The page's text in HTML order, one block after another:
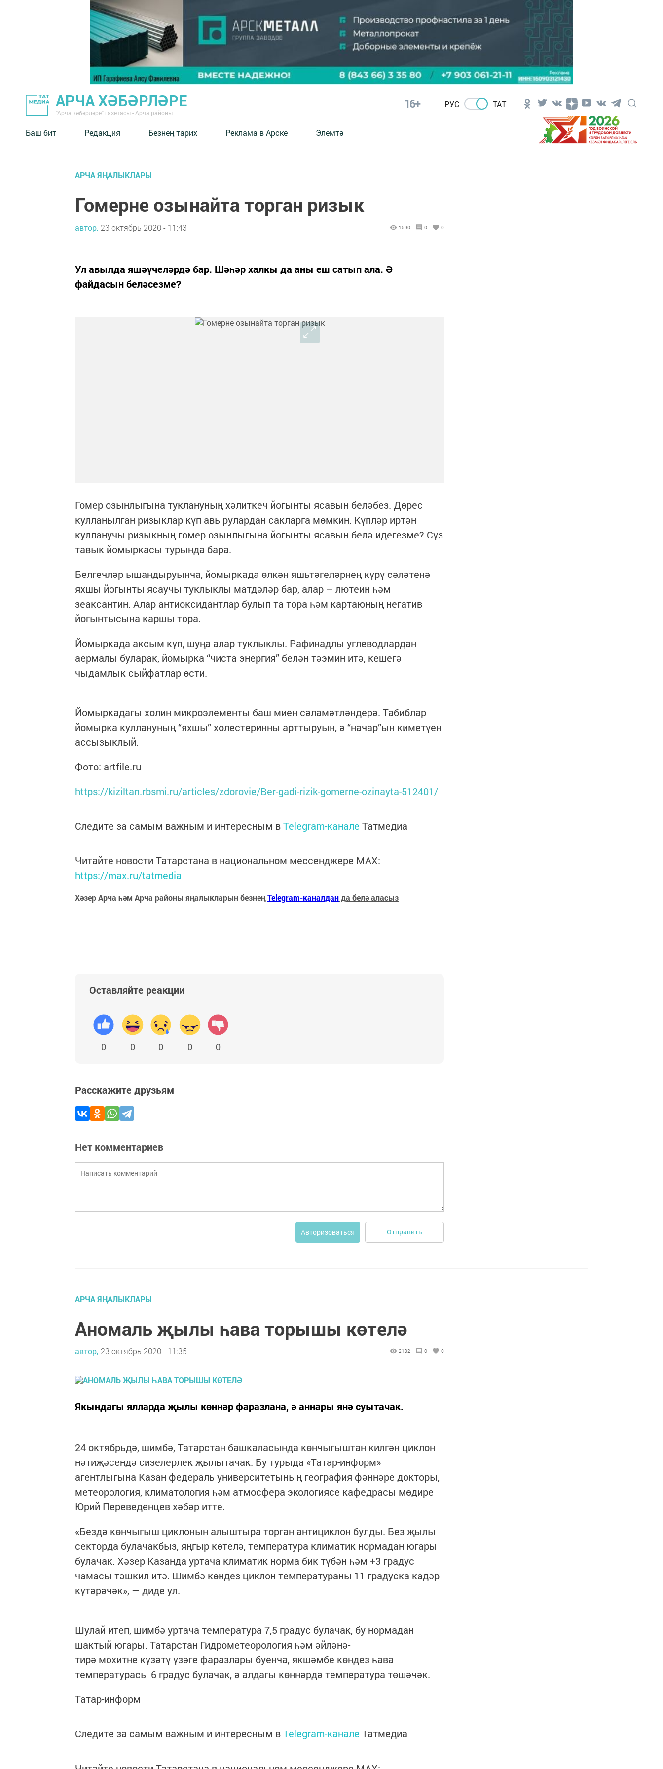
АРЧА ХӘБӘРЛӘРЕ
"Арча хәбәрләре" газетасы - Арча районы
16+ РУС ТАТ
Баш бит Редакция Безнең тарих Реклама в Арске Элемтә
АРЧА ЯҢАЛЫКЛАРЫ
Гомерне озынайта торган ризык
автор, 23 октябрь 2020 - 11:43 1590 0 0
Ул авылда яшәүчеләрдә бар. Шәһәр халкы да аны еш сатып ала. Ә
файдасын беләсезме?
Гомер озынлыгына туклануның хәлиткеч йогынты ясавын беләбез. Дөрес
кулланылган ризыклар күп авырулардан сакларга мөмкин. Күпләр иртән
кулланучы ризыкның гомер озынлыгына йогынты ясавын белә идегезме? Сүз
тавык йомыркасы турында бара.
Белгечләр ышандыруынча, йомыркада өлкән яшьтәгеләрнең күрү сәләтенә
яхшы йогынты ясаучы туклыклы матдәләр бар, алар – лютеин һәм
зеаксантин. Алар антиоксидантлар булып та тора һәм картаюның негатив
йогынтысына каршы тора.
Йомыркада аксым күп, шуңа алар туклыклы. Рафинадлы углеводлардан
аермалы буларак, йомырка “чиста энергия” белән тәэмин итә, кешегә
чыдамлык сыйфатлар өсти.
Йомыркадагы холин микроэлементы баш миен сәламәтләндерә. Табиблар
йомырка куллануның “яхшы” холестеринны арттыруын, ә “начар”ын киметүен
ассызыклый.
Фото: artfile.ru
https://kiziltan.rbsmi.ru/articles/zdorovie/Ber-gadi-rizik-gomerne-ozinayta-512401/
Следите за самым важным и интересным вTelegram-канале Татмедиа
Читайте новости Татарстана в национальном мессенджере MАХ:
https://max.ru/tatmedia
Хәзер Арча һәм Арча районы яңалыкларын безнеңTelegram-каналданда белә аласыз
Оставляйте реакции
0 0 0 0 0
Расскажите друзьям
Нет комментариев
Авторизоваться Отправить
АРЧА ЯҢАЛЫКЛАРЫ
Аномаль җылы һава торышы көтелә
автор, 23 октябрь 2020 - 11:35 2182 0 0
Якындагы ялларда җылы көннәр фаразлана, ә аннары янә суытачак.
24 октябрьдә, шимбә, Татарстан башкаласында көнчыгыштан килгән циклон
нәтиҗәсендә сизелерлек җылытачак. Бу турыда «Татар-информ»
агентлыгына Казан федераль университетының география фәннәре докторы,
метеорология, климатология һәм атмосфера экологиясе кафедрасы мөдире
Юрий Переведенцев хәбәр итте.
«Бездә көнчыгыш циклонын алыштыра торган антициклон булды. Без җылы
секторда булачакбыз, яңгыр көтелә, температура климатик нормадан югары
булачак. Хәзер Казанда уртача климатик норма бик түбән һәм +3 градус
чамасы тәшкил итә. Шимбә көндез циклон температураны 11 градуска кадәр
күтәрәчәк», — диде ул.
Шулай итеп, шимбә уртача температура 7,5 градус булачак, бу нормадан
шактый югары. Татарстан Гидрометеорология һәм әйләнә-
тирә мохитне күзәтү үзәге фаразлары буенча, якшәмбе көндез һава
температурасы 6 градус булачак, ә алдагы көннәрдә температура төшәчәк.
Татар-информ
Следите за самым важным и интересным вTelegram-канале Татмедиа